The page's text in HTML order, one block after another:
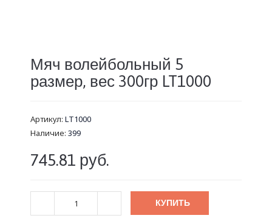
Мяч волейбольный 5
размер, вес 300гр LT1000
Артикул: LT1000
Наличие: 399
745.81 руб.
КУПИТЬ